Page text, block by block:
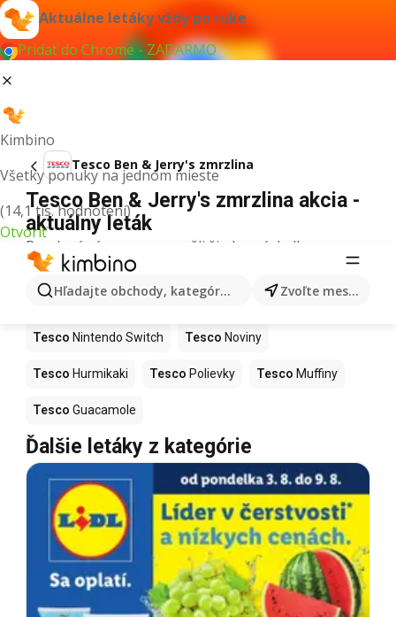
Aktuálne letáky vždy po ruke
Pridať do Chrome - ZADARMO
Kimbino
Všetky ponuky na jednom mieste
(14,1 tis. hodnotení)
Otvoriť
Hľadajte obchody, kategórie, produkty... Zvoľte mesto
Tesco Ben & Jerry's zmrzlina
Tesco Ben & Jerry's zmrzlina akcia -
aktuálny leták
Pre daný výraz sme nenašli žiadne výsledky.
Ďalšie produkty v obchodoch Tesco
Tesco Kapor Tesco Ashwagandha
Tesco Nintendo Switch Tesco Noviny
Tesco Hurmikaki Tesco Polievky Tesco Muffiny
Tesco Guacamole
Ďalšie letáky z kategórie